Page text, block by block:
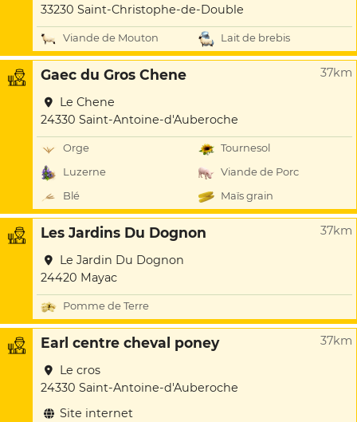
33230 Saint-Christophe-de-Double
Viande de Mouton Lait de brebis
Gaec du Gros Chene 37km
Le Chene
24330 Saint-Antoine-d'Auberoche
Orge
Tournesol
Luzerne
Viande de Porc
Blé
Maïs grain
Les Jardins Du Dognon 37km
Le Jardin Du Dognon
24420 Mayac
Pomme de Terre
Earl centre cheval poney 37km
Le cros
24330 Saint-Antoine-d'Auberoche
Site internet